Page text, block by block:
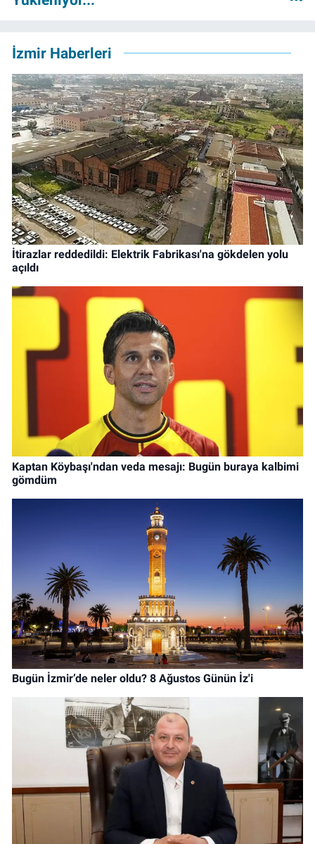
İzmir Haberleri
İtirazlar reddedildi: Elektrik Fabrikası'na gökdelen yolu
açıldı
Kaptan Köybaşı'ndan veda mesajı: Bugün buraya kalbimi
gömdüm
Bugün İzmir’de neler oldu? 8 Ağustos Günün İz'i